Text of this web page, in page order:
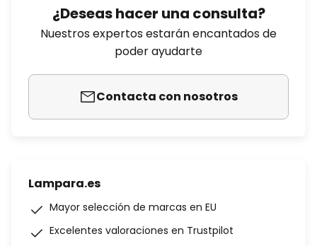
¿Deseas hacer una consulta?
Nuestros expertos estarán encantados de
poder ayudarte
Contacta con nosotros
Lampara.es
Mayor selección de marcas en EU
Excelentes valoraciones en Trustpilot